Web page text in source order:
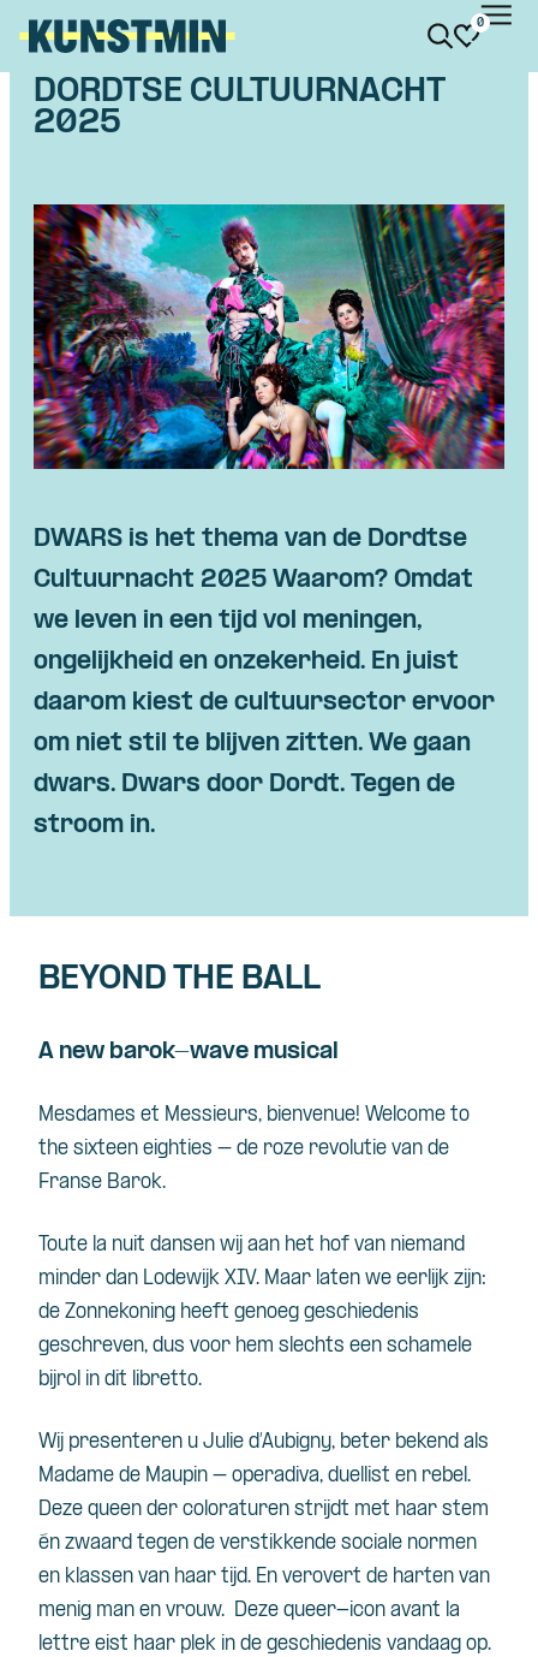
Skip navigatie
0
DORDTSE CULTUURNACHT
2025
DWARS is het thema van de Dordtse
Cultuurnacht 2025 Waarom? Omdat
we leven in een tijd vol meningen,
ongelijkheid en onzekerheid. En juist
daarom kiest de cultuursector ervoor
om niet stil te blijven zitten. We gaan
dwars. Dwars door Dordt. Tegen de
stroom in.
BEYOND THE BALL
A new barok-wave musical
Mesdames et Messieurs, bienvenue! Welcome to
the sixteen eighties – de roze revolutie van de
Franse Barok.
Toute la nuit dansen wij aan het hof van niemand
minder dan Lodewijk XIV. Maar laten we eerlijk zijn:
de Zonnekoning heeft genoeg geschiedenis
geschreven, dus voor hem slechts een schamele
bijrol in dit libretto.
Wij presenteren u Julie d’Aubigny, beter bekend als
Madame de Maupin – operadiva, duellist en rebel.
Deze queen der coloraturen strijdt met haar stem
én zwaard tegen de verstikkende sociale normen
en klassen van haar tijd. En verovert de harten van
menig man en vrouw. Deze queer-icon avant la
lettre eist haar plek in de geschiedenis vandaag op.